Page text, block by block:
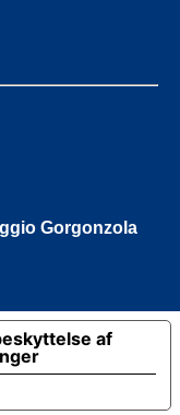
Gorgonzola
af